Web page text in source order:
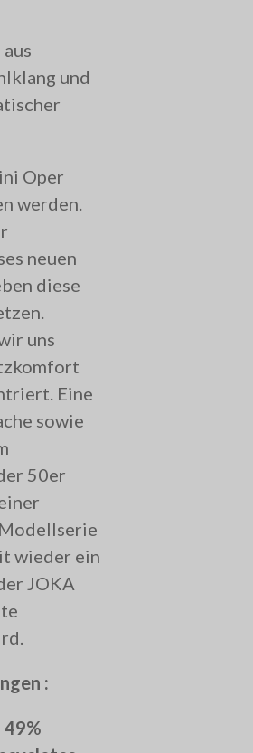
und
Oper
werden.
neuen
diese
uns
Eine
sowie
50er
wieder ein
JOKA
:
49%